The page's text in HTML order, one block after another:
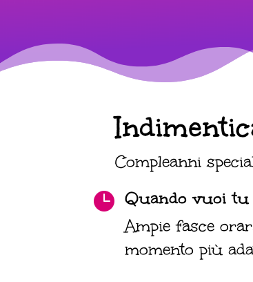
Compleanni
 Quando vuoi tu
Ampie fasce
momento più